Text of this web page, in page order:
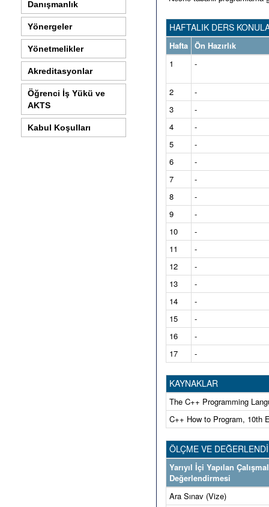
Danışmanlık
Yönergeler
Yönetmelikler
Akreditasyonlar
Öğrenci İş Yükü ve
AKTS
Kabul Koşulları
HAFTALIK DERS
Hafta Ön Hazırlık
1
-
2
-
3
-
4
-
5
-
6
-
7
-
8
-
9
-
10
-
11
-
12
-
13
-
14
-
15
-
16
-
17
-
KAYNAKLAR
The C++ Programming
C++ How to Program, 10th
ÖLÇME VE
Yarıyıl İçi Yapılan
Değerlendirmesi
Ara Sınav (Vize)